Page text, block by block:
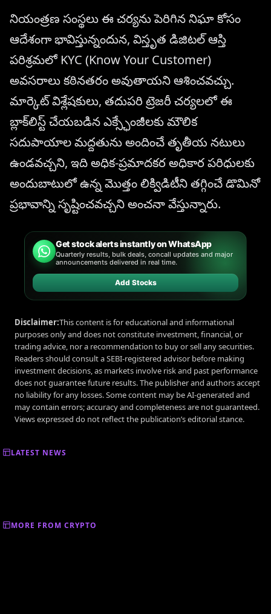
నియంత్రణ సంస్థలు ఈ చర్యను పెరిగిన నిఘా కోసం
ఆదేశంగా భావిస్తున్నందున, విస్తృత డిజిటల్ ఆస్తి
పరిశ్రమలో KYC (Know Your Customer)
అవసరాలు కఠినతరం అవుతాయని ఆశించవచ్చు.
మార్కెట్ విశ్లేషకులు, తదుపరి ట్రెజరీ చర్యలలో ఈ
బ్లాక్‌లిస్ట్ చేయబడిన ఎక్స్ఛేంజీలకు మౌలిక
సదుపాయాల మద్దతును అందించే తృతీయ నటులు
ఉండవచ్చని, ఇది అధిక-ప్రమాదకర అధికార పరిధులకు
అందుబాటులో ఉన్న మొత్తం లిక్విడిటీని తగ్గించే డొమినో
ప్రభావాన్ని సృష్టించవచ్చని అంచనా వేస్తున్నారు.
Get stock alerts instantly on WhatsApp
Quarterly results, bulk deals, concall updates and major
announcements delivered in real time.
Add Stocks
Disclaimer:This content is for educational and informational
purposes only and does not constitute investment, financial, or
trading advice, nor a recommendation to buy or sell any securities.
Readers should consult a SEBI-registered advisor before making
investment decisions, as markets involve risk and past performance
does not guarantee future results. The publisher and authors accept
no liability for any losses. Some content may be AI-generated and
may contain errors; accuracy and completeness are not guaranteed.
Views expressed do not reflect the publication’s editorial stance.
LATEST NEWS
MORE FROM CRYPTO